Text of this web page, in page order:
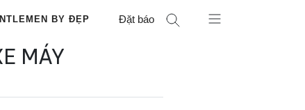
BY ĐẸP Đặt báo
MÁY